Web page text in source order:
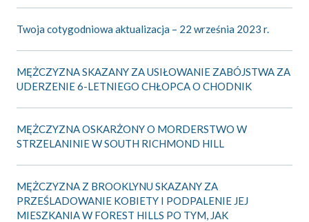
Twoja cotygodniowa aktualizacja – 22 września 2023 r.
MĘŻCZYZNA SKAZANY ZA USIŁOWANIE ZABÓJSTWA ZA
UDERZENIE 6-LETNIEGO CHŁOPCA O CHODNIK
MĘŻCZYZNA OSKARŻONY O MORDERSTWO W
STRZELANINIE W SOUTH RICHMOND HILL
MĘŻCZYZNA Z BROOKLYNU SKAZANY ZA
PRZEŚLADOWANIE KOBIETY I PODPALENIE JEJ
MIESZKANIA W FOREST HILLS PO TYM, JAK